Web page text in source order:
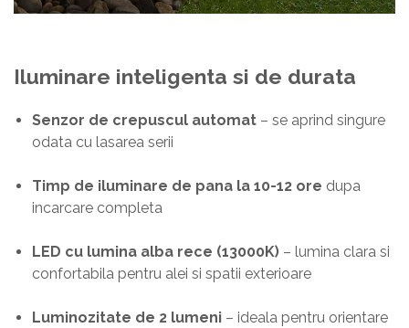
Iluminare inteligenta si de durata
Senzor de crepuscul automat – se aprind singure
odata cu lasarea serii
Timp de iluminare de pana la 10-12 ore dupa
incarcare completa
LED cu lumina alba rece (13000K) – lumina clara si
confortabila pentru alei si spatii exterioare
Luminozitate de 2 lumeni – ideala pentru orientare